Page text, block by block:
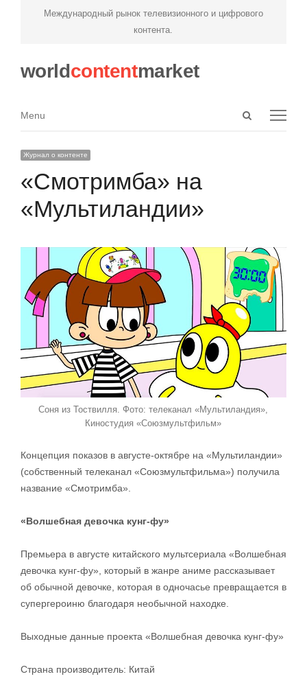
Международный рынок телевизионного и цифрового
контента.
worldcontentmarket
Open
Menu
Menu
Журнал о контенте
«Смотримба» на
«Мультиландии»
Соня из Тоствилля. Фото: телеканал «Мультиландия»,
Киностудия «Союзмультфильм»
Концепция показов в августе-октябре на «Мультиландии»
(собственный телеканал «Союзмультфильма») получила
название «Смотримба».
«Волшебная девочка кунг-фу»
Премьера в августе китайского мультсериала «Волшебная
девочка кунг-фу», который в жанре аниме рассказывает
об обычной девочке, которая в одночасье превращается в
супергероиню благодаря необычной находке.
Выходные данные проекта «Волшебная девочка кунг-фу»
Страна производитель: Китай